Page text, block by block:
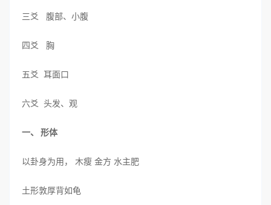
三爻 腹部、小腹
四爻 胸
五爻 耳面口
六爻 头发、观
一、 形体
以卦身为用， 木瘦 金方 水主肥
土形敦厚背如龟